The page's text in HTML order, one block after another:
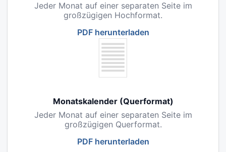
Jeder Monat auf einer separaten Seite im
großzügigen Hochformat.
PDF herunterladen
Monatskalender (Querformat)
Jeder Monat auf einer separaten Seite im
großzügigen Querformat.
PDF herunterladen